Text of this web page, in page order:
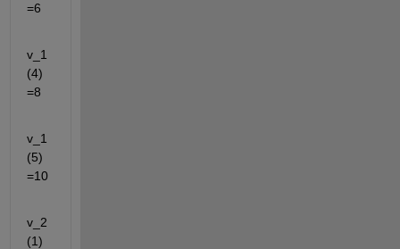
=6
v_1
(4)
=8
v_1
(5)
=10
v_2
(1)